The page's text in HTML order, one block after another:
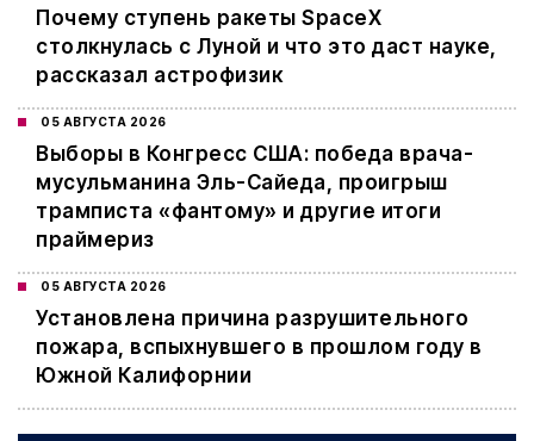
Почему ступень ракеты SpaceX
столкнулась с Луной и что это даст науке,
рассказал астрофизик
05 АВГУСТА 2026
Выборы в Конгресс США: победа врача-
мусульманина Эль-Сайеда, проигрыш
трамписта «фантому» и другие итоги
праймериз
05 АВГУСТА 2026
Установлена причина разрушительного
пожара, вспыхнувшего в прошлом году в
Южной Калифорнии